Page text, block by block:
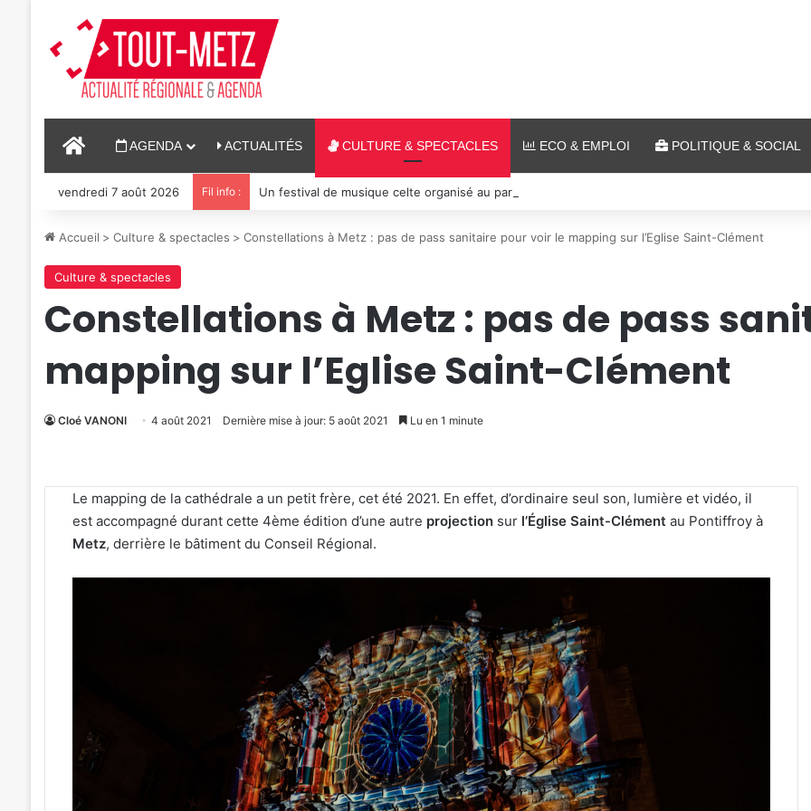
ACCUEILAGENDA ACTUALITÉS CULTURE & SPECTACLES ECO & EMPLOI POLITIQUE & SOCIAL
vendredi 7 août 2026 Fil info : Un festival de musique celte organisé au parc archéologique de Bliesbruck les 7 et 8 août 2026
Accueil > Culture & spectacles > Constellations à Metz : pas de pass sanitaire pour voir le mapping sur l’Eglise Saint-Clément
Culture & spectacles
Constellations à Metz : pas de pass
mapping sur l’Eglise Saint-Clément
Cloé VANONI 4 août 2021 Dernière mise à jour: 5 août 2021 Lu en 1 minute
Le mapping de la cathédrale a un petit frère, cet été 2021. En effet, d’ordinaire seul son, lumière et vidéo, il
est accompagné durant cette 4ème édition d’une autre projection sur l’Église Saint-Clémentau Pontiffroy à
Metz, derrière le bâtiment du Conseil Régional.
Un
«